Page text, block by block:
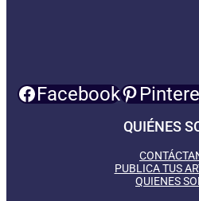
Facebook
QUIÉNES
PUBLICA TUS
QUIENES